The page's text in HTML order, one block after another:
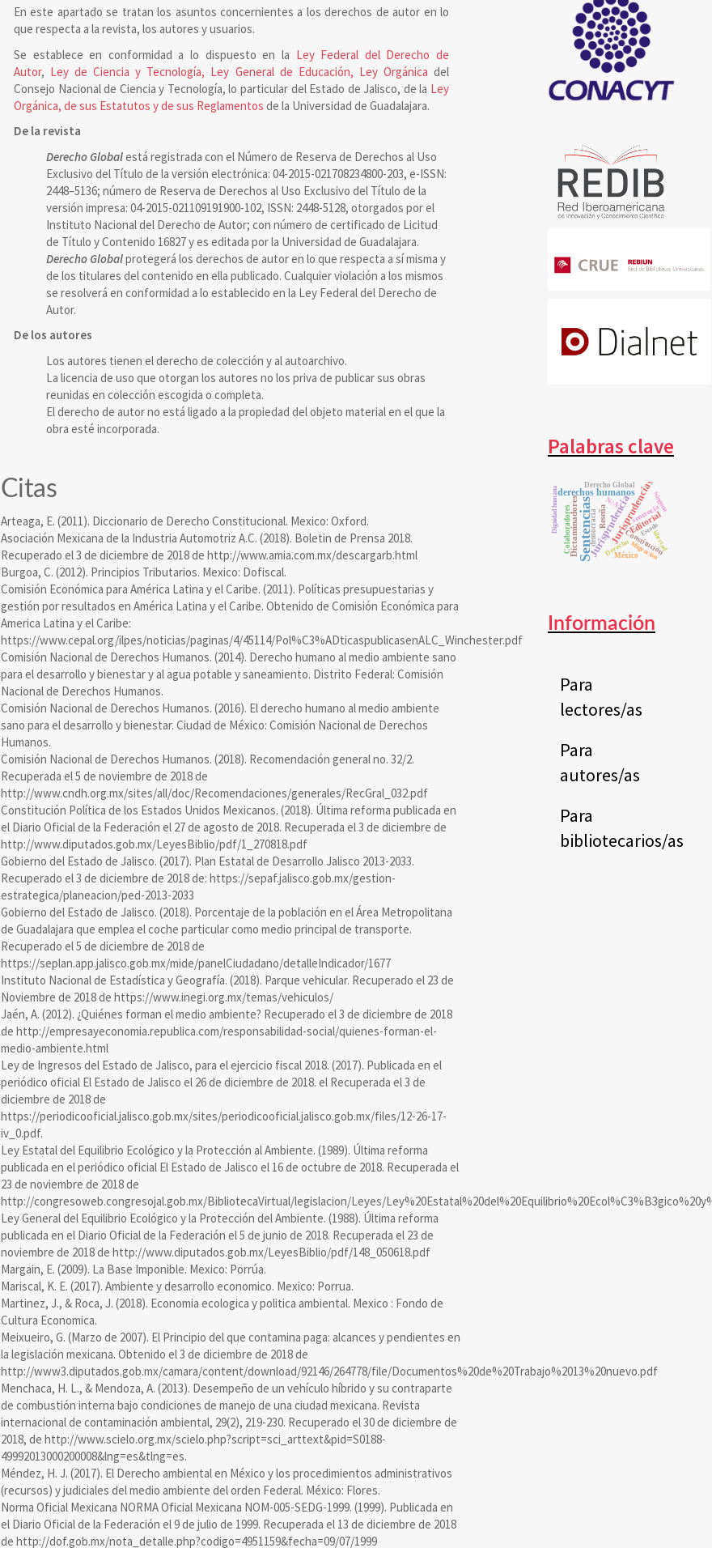
En este apartado se tratan los asuntos concernientes a los derechos de autor en lo
que respecta a la revista, los autores y usuarios.
Se establece en conformidad a lo dispuesto en la Ley Federal del Derecho de
Autor, Ley de Ciencia y Tecnología, Ley General de Educación, Ley Orgánica del
Consejo Nacional de Ciencia y Tecnología, lo particular del Estado de Jalisco, de la Ley
Orgánica, de sus Estatutos y de sus Reglamentos de la Universidad de Guadalajara.
De la revista
Derecho Globalestá registrada con el Número de Reserva de Derechos al Uso
Exclusivo del Título de la versión electrónica: 04-2015-021708234800-203, e-ISSN:
2448–5136; número de Reserva de Derechos al Uso Exclusivo del Título de la
versión impresa: 04-2015-021109191900-102, ISSN: 2448-5128, otorgados por el
Instituto Nacional del Derecho de Autor; con número de certificado de Licitud
de Título y Contenido 16827 y es editada por la Universidad de Guadalajara.
Derecho Globalprotegerá los derechos de autor en lo que respecta a sí misma y
de los titulares del contenido en ella publicado. Cualquier violación a los mismos
se resolverá en conformidad a lo establecido en la Ley Federal del Derecho de
Autor.
De los autores
Los autores tienen el derecho de colección y al autoarchivo.
La licencia de uso que otorgan los autores no los priva de publicar sus obras
reunidas en colección escogida o completa.
El derecho de autor no está ligado a la propiedad del objeto material en el que la
obra esté incorporada.
Citas
Arteaga, E. (2011). Diccionario de Derecho Constitucional. Mexico: Oxford.
Asociación Mexicana de la Industria Automotriz A.C. (2018). Boletin de Prensa 2018.
Recuperado el 3 de diciembre de 2018 de http://www.amia.com.mx/descargarb.html
Burgoa, C. (2012). Principios Tributarios. Mexico: Dofiscal.
Comisión Económica para América Latina y el Caribe. (2011). Políticas presupuestarias y
gestión por resultados en América Latina y el Caribe. Obtenido de Comisión Económica para
America Latina y el Caribe:
https://www.cepal.org/ilpes/noticias/paginas/4/45114/Pol%C3%ADticaspublicasenALC_Winchester.pdf
Comisión Nacional de Derechos Humanos. (2014). Derecho humano al medio ambiente sano
para el desarrollo y bienestar y al agua potable y saneamiento. Distrito Federal: Comisión
Nacional de Derechos Humanos.
Comisión Nacional de Derechos Humanos. (2016). El derecho humano al medio ambiente
sano para el desarrollo y bienestar. Ciudad de México: Comisión Nacional de Derechos
Humanos.
Comisión Nacional de Derechos Humanos. (2018). Recomendación general no. 32/2.
Recuperada el 5 de noviembre de 2018 de
http://www.cndh.org.mx/sites/all/doc/Recomendaciones/generales/RecGral_032.pdf
Constitución Política de los Estados Unidos Mexicanos. (2018). Última reforma publicada en
el Diario Oficial de la Federación el 27 de agosto de 2018. Recuperada el 3 de diciembre de
http://www.diputados.gob.mx/LeyesBiblio/pdf/1_270818.pdf
Gobierno del Estado de Jalisco. (2017). Plan Estatal de Desarrollo Jalisco 2013-2033.
Recuperado el 3 de diciembre de 2018 de: https://sepaf.jalisco.gob.mx/gestion-
estrategica/planeacion/ped-2013-2033
Gobierno del Estado de Jalisco. (2018). Porcentaje de la población en el Área Metropolitana
de Guadalajara que emplea el coche particular como medio principal de transporte.
Recuperado el 5 de diciembre de 2018 de
https://seplan.app.jalisco.gob.mx/mide/panelCiudadano/detalleIndicador/1677
Instituto Nacional de Estadística y Geografía. (2018). Parque vehicular. Recuperado el 23 de
Noviembre de 2018 de https://www.inegi.org.mx/temas/vehiculos/
Jaén, A. (2012). ¿Quiénes forman el medio ambiente? Recuperado el 3 de diciembre de 2018
de http://empresayeconomia.republica.com/responsabilidad-social/quienes-forman-el-
medio-ambiente.html
Ley de Ingresos del Estado de Jalisco, para el ejercicio fiscal 2018. (2017). Publicada en el
periódico oficial El Estado de Jalisco el 26 de diciembre de 2018. el Recuperada el 3 de
diciembre de 2018 de
https://periodicooficial.jalisco.gob.mx/sites/periodicooficial.jalisco.gob.mx/files/12-26-17-
iv_0.pdf.
Ley Estatal del Equilibrio Ecológico y la Protección al Ambiente. (1989). Última reforma
publicada en el periódico oficial El Estado de Jalisco el 16 de octubre de 2018. Recuperada el
23 de noviembre de 2018 de
http://congresoweb.congresojal.gob.mx/BibliotecaVirtual/legislacion/Leyes/
Ley General del Equilibrio Ecológico y la Protección del Ambiente. (1988). Última reforma
publicada en el Diario Oficial de la Federación el 5 de junio de 2018. Recuperada el 23 de
noviembre de 2018 de http://www.diputados.gob.mx/LeyesBiblio/pdf/148_050618.pdf
Margain, E. (2009). La Base Imponible. Mexico: Porrúa.
Mariscal, K. E. (2017). Ambiente y desarrollo economico. Mexico: Porrua.
Martinez, J., & Roca, J. (2018). Economia ecologica y politica ambiental. Mexico : Fondo de
Cultura Economica.
Meixueiro, G. (Marzo de 2007). El Principio del que contamina paga: alcances y pendientes en
la legislación mexicana. Obtenido el 3 de diciembre de 2018 de
http://www3.diputados.gob.mx/camara/content/download/92146/264778/file/Documentos%20de%20Trabajo%2013%20nuevo.pdf
Menchaca, H. L., & Mendoza, A. (2013). Desempeño de un vehículo híbrido y su contraparte
de combustión interna bajo condiciones de manejo de una ciudad mexicana. Revista
internacional de contaminación ambiental, 29(2), 219-230. Recuperado el 30 de diciembre de
2018, de http://www.scielo.org.mx/scielo.php?script=sci_arttext&pid=S0188-
49992013000200008&lng=es&tlng=es.
Méndez, H. J. (2017). El Derecho ambiental en México y los procedimientos administrativos
(recursos) y judiciales del medio ambiente del orden Federal. México: Flores.
Norma Oficial Mexicana NORMA Oficial Mexicana NOM-005-SEDG-1999. (1999). Publicada en
el Diario Oficial de la Federación el 9 de julio de 1999. Recuperada el 13 de diciembre de 2018
de http://dof.gob.mx/nota_detalle.php?codigo=4951159&fecha=09/07/1999
Palabras clave
SentenciasJurisprudenciaJurisprudencias
derechos humanos
Editorial
Dictaminadores Reseña
Constitución
sentencia
N/A
Colaboradores Derecho
democracia
México
Derecho Global
Dignidad humana Estado
libertad
Ninguna
Migración
Información
Para
lectores/as
Para
autores/as
Para
bibliotecarios/as